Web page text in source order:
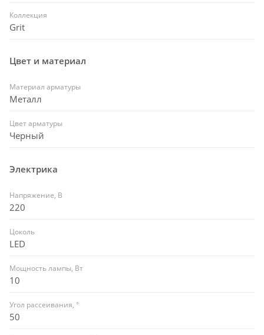
Коллекция
Grit
Цвет и материал
Материал арматуры
Металл
Цвет арматуры
Черный
Электрика
Напряжение, В
220
Цоколь
LED
Мощность лампы, Вт
10
Угол рассеивания, °
50